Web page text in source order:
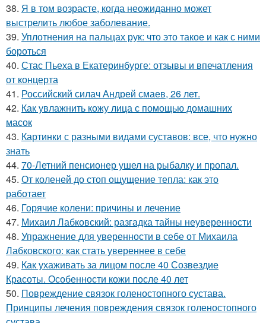
38. Я в том возрасте, когда неожиданно может
выстрелить любое заболевание.
39. Уплотнения на пальцах рук: что это такое и как с ними
бороться
40. Стас Пьеха в Екатеринбурге: отзывы и впечатления
от концерта
41. Российский силач Андрей смаев, 26 лет.
42. Как увлажнить кожу лица с помощью домашних
масок
43. Картинки с разными видами суставов: все, что нужно
знать
44. 70-Летний пенсионер ушел на рыбалку и пропал.
45. От коленей до стоп ощущение тепла: как это
работает
46. Горячие колени: причины и лечение
47. Михаил Лабковский: разгадка тайны неуверенности
48. Упражнение для уверенности в себе от Михаила
Лабковского: как стать увереннее в себе
49. Как ухаживать за лицом после 40 Созвездие
Красоты. Особенности кожи после 40 лет
50. Повреждение связок голеностопного сустава.
Принципы лечения повреждения связок голеностопного